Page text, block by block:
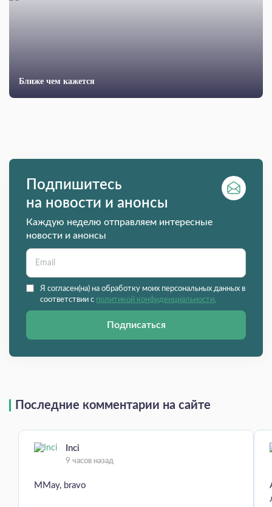
Ближе чем кажется
Подпишитесь
на новости и анонсы
Каждую неделю отправляем интересные
новости и анонсы
Я согласен(на) на обработку моих персональных данных в
соответствии с политикой конфиденциальности.
Подписаться
Последние комментарии на сайте
Inci
9 часов назад
MMay, bravo